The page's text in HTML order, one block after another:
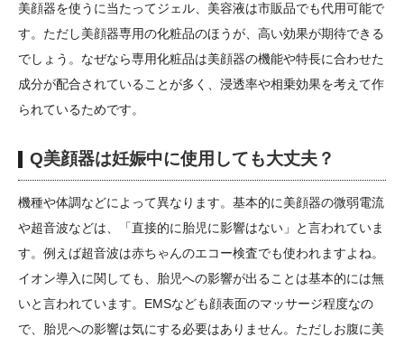
美顔器を使うに当たってジェル、美容液は市販品でも代用可能で
す。ただし美顔器専用の化粧品のほうが、高い効果が期待できる
でしょう。なぜなら専用化粧品は美顔器の機能や特長に合わせた
成分が配合されていることが多く、浸透率や相乗効果を考えて作
られているためです。
Q美顔器は妊娠中に使用しても大丈夫？
機種や体調などによって異なります。基本的に美顔器の微弱電流
や超音波などは、「直接的に胎児に影響はない」と言われていま
す。例えば超音波は赤ちゃんのエコー検査でも使われますよね。
イオン導入に関しても、胎児への影響が出ることは基本的には無
いと言われています。EMSなども顔表面のマッサージ程度なの
で、胎児への影響は気にする必要はありません。ただしお腹に美